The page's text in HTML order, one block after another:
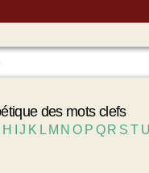
des mots clefs
H IJ K L M NO P Q R S T